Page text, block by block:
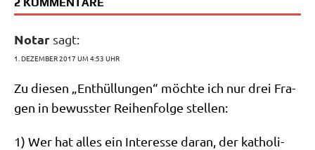
Notar sagt:
1. DEZEMBER 2017 UM 4:53 UHR
Zu die­sen „Ent­hül­lun­gen“ möch­te ich nur drei Fra­
gen in bewuss­ter Rei­hen­fol­ge stellen:
1) Wer hat alles ein Inter­es­se dar­an, der katho­li­